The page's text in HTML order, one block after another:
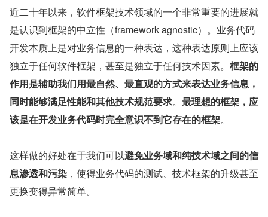
近二十年以来，软件框架技术领域的一个非常重要的进展就
是认识到框架的中立性（framework agnostic）。业务代码
开发本质上是对业务信息的一种表达，这种表达原则上应该
独立于任何软件框架，甚至是独立于任何技术因素。 框架的
作用是辅助我们用最自然、最直观的方式来表达业务信息，
同时能够满足性能和其他技术规范要求。 最理想的框架，应
该是在开发业务代码时完全意识不到它存在的框架。
这样做的好处在于我们可以避免业务域和纯技术域之间的信
息渗透和污染 ，使得业务代码的测试、技术框架的升级甚至
更换变得异常简单。